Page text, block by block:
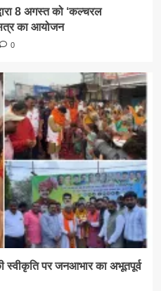
8 अगस्त को ‘कल्चरल
सत्र का आयोजन
0
स्वीकृति पर जनआभार का अभूतपूर्व